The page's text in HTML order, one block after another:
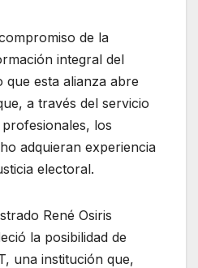
de la
integral del
que esta alianza abre
a través del servicio
los
adquieran experiencia
electoral.
René Osiris
la posibilidad de
una institución que,